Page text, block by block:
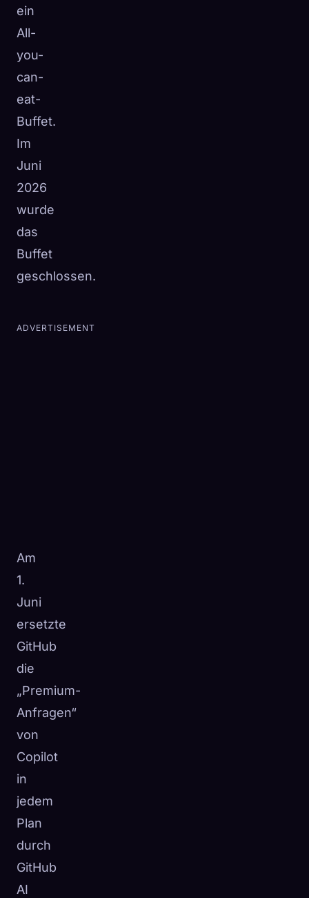
ein
All-
you-
can-
eat-
Buffet.
Im
Juni
2026
wurde
das
Buffet
geschlossen.
ADVERTISEMENT
Am
1.
Juni
ersetzte
GitHub
die
„Premium-
Anfragen“
von
Copilot
in
jedem
Plan
durch
GitHub
AI